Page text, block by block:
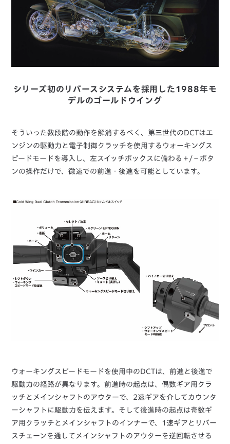
シリーズ初のリバースシステムを採用した1988年モ
デルのゴールドウイング
そういった数段階の動作を解消するべく、第三世代のDCTはエ
ンジンの駆動力と電子制御クラッチを使用するウォーキングス
ピードモードを導入し、左スイッチボックスに備わる＋/－ボタ
ンの操作だけで、微速での前進・後進を可能としています。
ウォーキングスピードモードを使用中のDCTは、前進と後進で
駆動力の経路が異なります。前進時の起点は、偶数ギア用クラ
ッチとメインシャフトのアウターで、2速ギアを介してカウンタ
ーシャフトに駆動力を伝えます。そして後進時の起点は奇数ギ
ア用クラッチとメインシャフトのインナーで、1速ギアとリバー
スチェーンを通してメインシャフトのアウターを逆回転させる